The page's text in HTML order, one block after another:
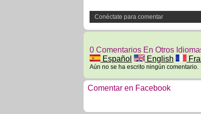
Conéctate para comentar
0 Comentarios En Otros
Español
English
Aún no se ha escrito ningún comentario.
Comentar en Facebook